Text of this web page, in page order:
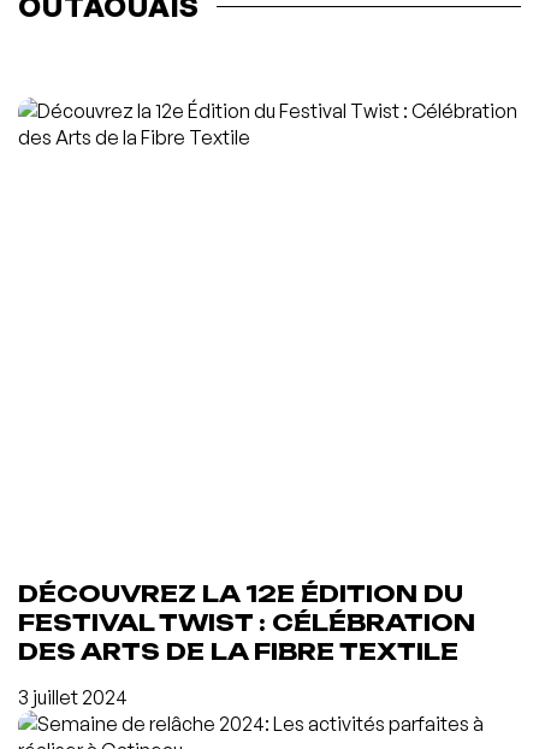
DÉCOUVREZ LA 12E ÉDITION DU
FESTIVAL TWIST : CÉLÉBRATION
DES ARTS DE LA FIBRE TEXTILE
3 juillet 2024